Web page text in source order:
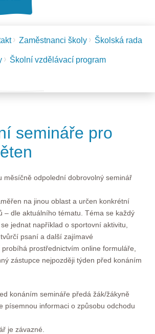
Zaměstnanci školy Školská rada
Školní vzdělávací program
semináře pro
měsíčně odpolední dobrovolný seminář
na jinou oblast a určen konkrétní
– dle aktuálního tématu. Téma se každý
jednat například o sportovní aktivitu,
psaní a další zajímavé
prostřednictvím online formuláře,
zástupce nejpozději týden před konáním
konáním semináře předá žák/žákyně
písemnou informaci o způsobu odchodu
je závazné.